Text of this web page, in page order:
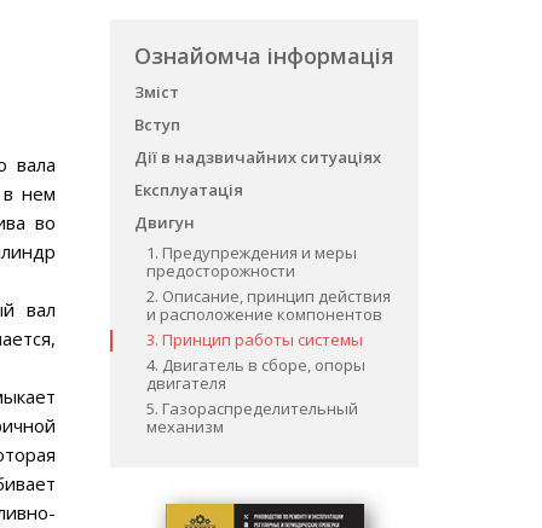
Ознайомча інформація
Зміст
Вступ
Дії в надзвичайних ситуаціях
Експлуатація
Двигун
1. Предупреждения и меры
предосторожности
2. Описание, принцип действия
и расположение компонентов
3. Принцип работы системы
4. Двигатель в сборе, опоры
двигателя
5. Газораспределительный
механизм
вала
нем
во
вал